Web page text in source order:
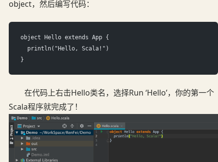
object，然后编写代码：
object Hello extends App {
  println("Hello, Scala!")
}
在代码上右击Hello类名，选择Run ‘Hello’，你的第一个
Scala程序就完成了！